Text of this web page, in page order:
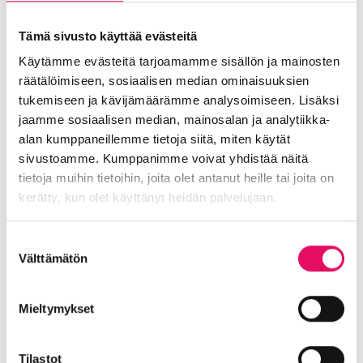
Tämä sivusto käyttää evästeitä
Käytämme evästeitä tarjoamamme sisällön ja mainosten
räätälöimiseen, sosiaalisen median ominaisuuksien
tukemiseen ja kävijämäärämme analysoimiseen. Lisäksi
jaamme sosiaalisen median, mainosalan ja analytiikka-
alan kumppaneillemme tietoja siitä, miten käytät
sivustoamme. Kumppanimme voivat yhdistää näitä
tietoja muihin tietoihin, joita olet antanut heille tai joita on
kerätty, kun olet käyttänyt heidän palvelujaan.
valinta
Välttämätön
Mieltymykset
Tilastot
valokuvaajan kuvauspisteelle. Kuvan saat
tapahtuman jälkeen sähköpostiisi.
Jaa artikkeli
somessa
Siirry Uutiset-sivulle
Uutiskategoriat
Liikeidea ja yrityksen perustaminen
Sijoittuminen Seinäjoelle